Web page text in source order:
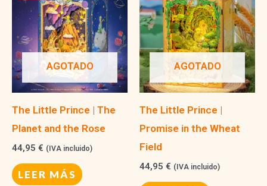
AGOTADO
The Little Prince | The
Planet and the Rose
44,95 € (IVA incluido)
LEER MÁS
AGOTADO
The Little Prince |
Promise in the Wheat
Field
44,95 € (IVA incluido)